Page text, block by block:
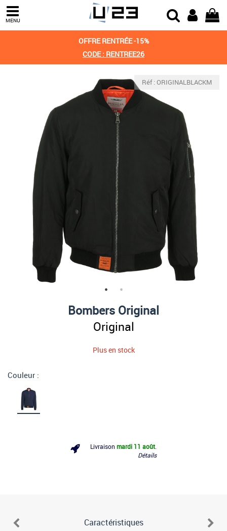
MENU
OFFRE RENTRÉE -15%
CODE : RENTREE26
Réf : ORIGINALBLACKM
Bombers Original
Original
Plus en stock
Couleur :
Livraison mardi 11 août
Détails
Caractéristiques